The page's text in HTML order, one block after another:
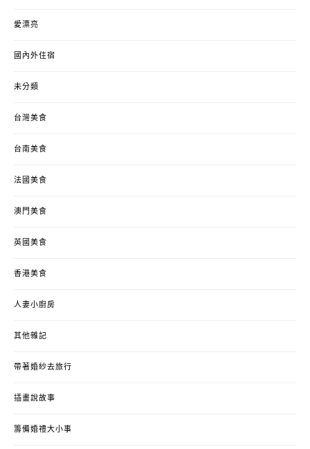
愛漂亮
國內外住宿
未分類
台灣美食
台南美食
法國美食
澳門美食
英國美食
香港美食
人妻小廚房
其他雜記
帶著婚紗去旅行
插畫說故事
籌備婚禮大小事